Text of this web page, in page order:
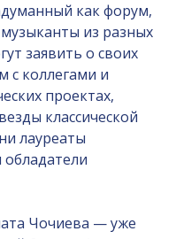
как форум,
из разных
заявить о своих
с коллегами и
проектах,
классической
лауреаты
Чочиева — уже